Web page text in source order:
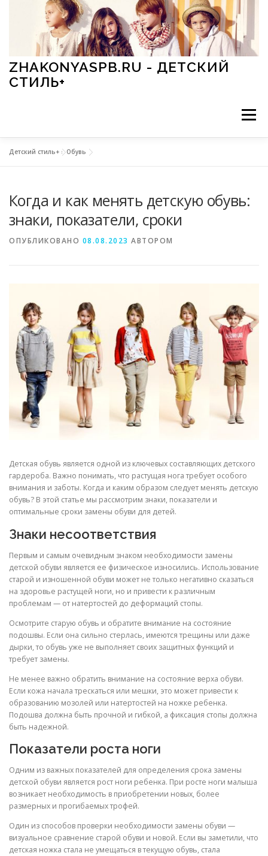
Перейти к содержимому
ZHAKONYASPB.RU - ДЕТСКИЙ
СТИЛЬ+
Меню
ПРАЗДНИКИ СТИЛЬ СТАТЬИ
Детский стиль+ »Обувь
Когда и как менять детскую обувь:
знаки, показатели, сроки
ОПУБЛИКОВАНО 08.08.2023 АВТОРОМ
Детская обувь является одной из ключевых составляющих детского
гардероба. Важно понимать, что растущая нога требует особого
внимания и заботы. Когда и каким образом следует менять детскую
обувь? В этой статье мы рассмотрим знаки, показатели и
оптимальные сроки замены обуви для детей.
Знаки несоответствия
Первым и самым очевидным знаком необходимости замены
детской обуви является ее физическое износились. Использование
старой и изношенной обуви может не только негативно сказаться
на здоровье растущей ноги, но и привести к различным
проблемам — от натертостей до деформаций стопы.
Осмотрите старую обувь и обратите внимание на состояние
подошвы. Если она сильно стерлась, имеются трещины или даже
дырки, то обувь уже не выполняет своих защитных функций и
требует замены.
Не менее важно обратить внимание на состояние верха обуви.
Если кожа начала трескаться или мешки, это может привести к
образованию мозолей или натертостей на ножке ребенка.
Подошва должна быть прочной и гибкой, а фиксация стопы должна
быть надежной.
Показатели роста ноги
Одним из важных показателей для определения срока замены
детской обуви является рост ноги ребенка. При росте ноги малыша
возникает необходимость в приобретении новых, более
размерных и прогибаемых трофей.
Один из способов проверки необходимости замены обуви —
визуальное сравнение старой обуви и новой. Если вы заметили, что
детская ножка стала не умещаться в текущую обувь, стала